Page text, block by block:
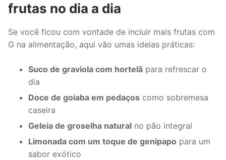
frutas no dia a dia
Se você ficou com vontade de incluir mais frutas com
G na alimentação, aqui vão umas ideias práticas:
Suco de graviola com hortelã para refrescar o
dia
Doce de goiaba em pedaços como sobremesa
caseira
Geleia de groselha natural no pão integral
Limonada com um toque de genipapo para um
sabor exótico